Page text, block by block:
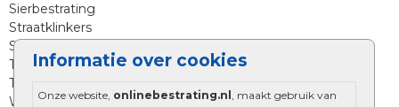
Informatie over cookies
Onze website, onlinebestrating.nl , maakt gebruik van
Sierbestrating
Straatklinkers
Straatstenen
Trommelstenen
Tuinstenen
Waalformaat